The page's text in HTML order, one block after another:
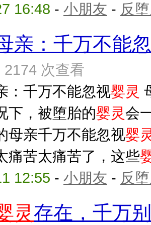
16:48 - 小朋友 - 反
亲：千万不能
次查看
：千万不能忽视婴灵
下，被堕胎的婴灵会
母亲千万不能忽视婴
痛苦太痛苦了，这些
12:55 - 小朋友 - 反
灵存在，千万